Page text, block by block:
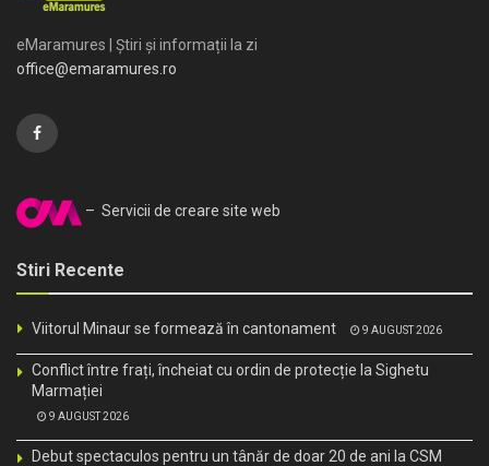
eMaramures | Știri și informații la zi
office@emaramures.ro
– Servicii de creare site web
Stiri Recente
Viitorul Minaur se formează în cantonament 9 AUGUST 2026
Conflict între frați, încheiat cu ordin de protecție la Sighetu
Marmației
9 AUGUST 2026
Debut spectaculos pentru un tânăr de doar 20 de ani la CSM